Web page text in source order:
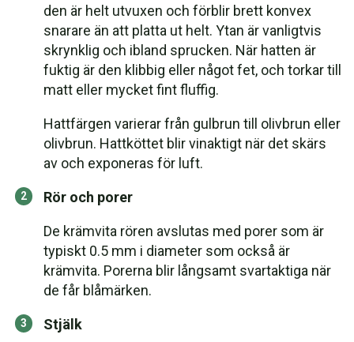
den är helt utvuxen och förblir brett konvex
snarare än att platta ut helt. Ytan är vanligtvis
skrynklig och ibland sprucken. När hatten är
fuktig är den klibbig eller något fet, och torkar till
matt eller mycket fint fluffig.
Hattfärgen varierar från gulbrun till olivbrun eller
olivbrun. Hattköttet blir vinaktigt när det skärs
av och exponeras för luft.
Rör och porer
De krämvita rören avslutas med porer som är
typiskt 0.5 mm i diameter som också är
krämvita. Porerna blir långsamt svartaktiga när
de får blåmärken.
Stjälk